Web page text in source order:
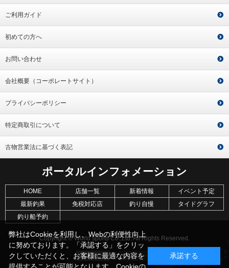
ご利用ガイド
初めての方へ
お問い合わせ
会社概要（コーポレートサイト）
プライバシーポリシー
特定商取引について
古物営業法に基づく表記
ポータルインフォメーション
HOME 店舗一覧 新着情報
イベント予定
最新釣果
免税対応店 釣り自慢
タイドグラフ
釣り船予約
Copyright © World sports Co.,Ltd. All Rights Reserved.
弊社はCookieを利用し、Webの利便性向上
に努めております。「承認する」をクリッ
クしていただくと、お客様に最適な内容を
承諾する